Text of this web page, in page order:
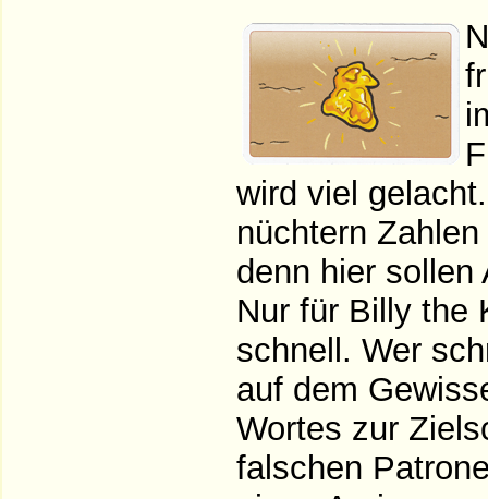
wird viel
nüchtern
denn hier sollen
Nur für Billy the
schnell. Wer
auf dem
Wortes zur
falschen